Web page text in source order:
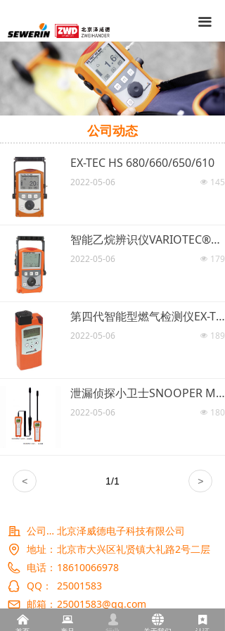
끀
公司动态
EX-TEC HS 680/660/650/610
넶 145
2022-05-06
智能乙烷辨识仪VARIOTEC®EGA
넶 179
2022-05-06
第四代智能型燃气检测仪EX-TEC PM 4
넶 189
2022-05-06
泄漏侦探小卫士SNOOPER MINI
넶 180
2022-05-06
< >
1/1
公司名称：
北京泽威德电子科技有限公司
地址： 北京市大兴区礼贤镇大礼路2号二层
电话： 18610066978
QQ：
25001583
邮箱： 25001583@qq.com
网址：
bjzwd.com.cn
낀 뀵 넙 뀁 끈